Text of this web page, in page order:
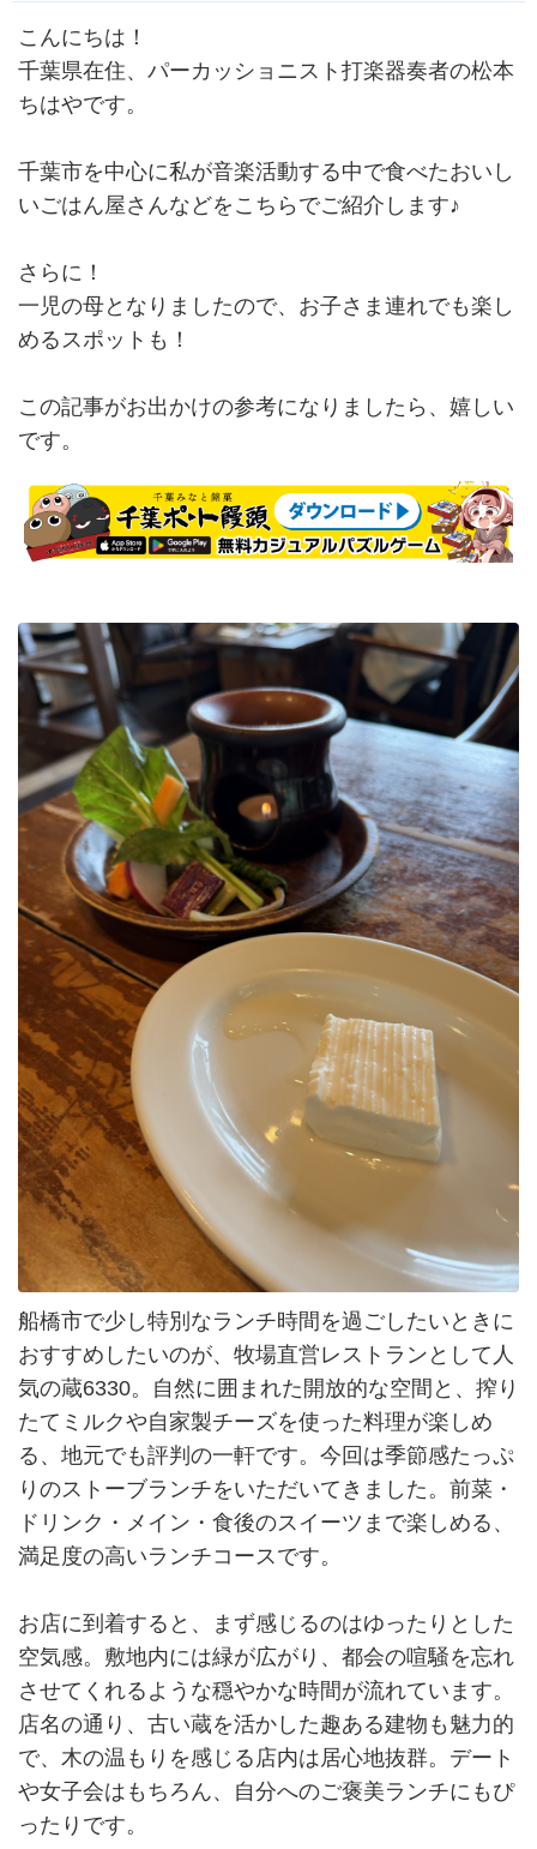
こんにちは！
千葉県在住、パーカッショニスト打楽器奏者の松本
ちはやです。
千葉市を中心に私が音楽活動する中で食べたおいし
いごはん屋さんなどをこちらでご紹介します♪
さらに！
一児の母となりましたので、お子さま連れでも楽し
めるスポットも！
この記事がお出かけの参考になりましたら、嬉しい
です。
船橋市で少し特別なランチ時間を過ごしたいときに
おすすめしたいのが、牧場直営レストランとして人
気の蔵6330。自然に囲まれた開放的な空間と、搾り
たてミルクや自家製チーズを使った料理が楽しめ
る、地元でも評判の一軒です。今回は季節感たっぷ
りのストーブランチをいただいてきました。前菜・
ドリンク・メイン・食後のスイーツまで楽しめる、
満足度の高いランチコースです。
お店に到着すると、まず感じるのはゆったりとした
空気感。敷地内には緑が広がり、都会の喧騒を忘れ
させてくれるような穏やかな時間が流れています。
店名の通り、古い蔵を活かした趣ある建物も魅力的
で、木の温もりを感じる店内は居心地抜群。デート
や女子会はもちろん、自分へのご褒美ランチにもぴ
ったりです。